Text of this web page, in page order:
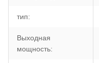
тип:
Выходная
мощность: